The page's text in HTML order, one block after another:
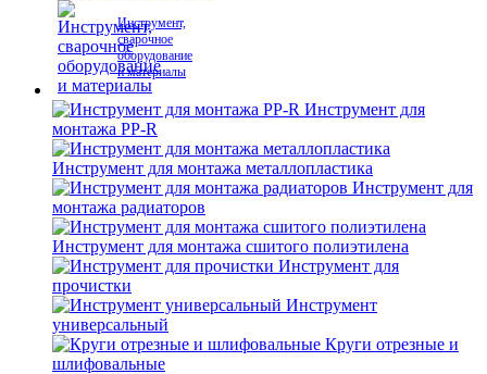
Инструмент,
сварочное
оборудование
и материалы
Инструмент для
монтажа PP-R
Инструмент для монтажа металлопластика
Инструмент для
монтажа радиаторов
Инструмент для монтажа сшитого полиэтилена
Инструмент для
прочистки
Инструмент
универсальный
Круги отрезные и
шлифовальные